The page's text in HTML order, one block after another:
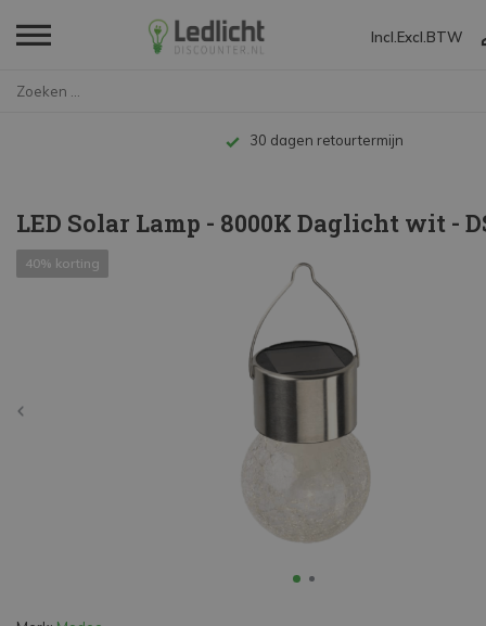
Incl. Excl. BTW
LED Solar Lamp - 8000K Daglicht wit -
40% korting